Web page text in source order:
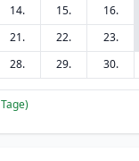
14. 15. 16.
21. 22. 23.
28. 29. 30.
Tage)